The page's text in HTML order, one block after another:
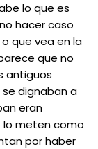
lo que es
hacer caso
que vea en la
que no
antiguos
dignaban a
eran
lo meten como
por haber